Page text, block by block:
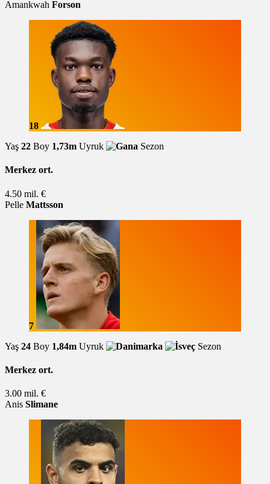
Amankwah Forson
18
Yaş 22 Boy 1,73m Uyruk Sezon
Merkez ort.
4.50 mil. €
Pelle Mattsson
7
Yaş 24 Boy 1,84m Uyruk Sezon
Merkez ort.
3.00 mil. €
Anis Slimane